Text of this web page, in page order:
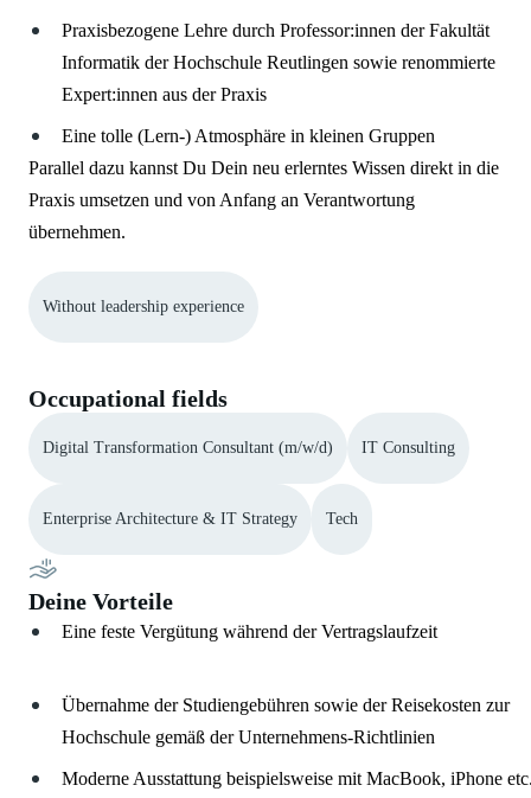
Praxisbezogene Lehre durch Professor:innen der Fakultät
Informatik der Hochschule Reutlingen sowie renommierte
Expert:innen aus der Praxis
Eine tolle (Lern-) Atmosphäre in kleinen Gruppen
Parallel dazu kannst Du Dein neu erlerntes Wissen direkt in die
Praxis umsetzen und von Anfang an Verantwortung
übernehmen.
Without leadership experience
Occupational fields
Digital Transformation Consultant (m/w/d) IT Consulting
Enterprise Architecture & IT Strategy Tech
Deine Vorteile
Eine feste Vergütung während der Vertragslaufzeit
Übernahme der Studiengebühren sowie der Reisekosten zur
Hochschule gemäß der Unternehmens-Richtlinien
Moderne Ausstattung beispielsweise mit MacBook, iPhone